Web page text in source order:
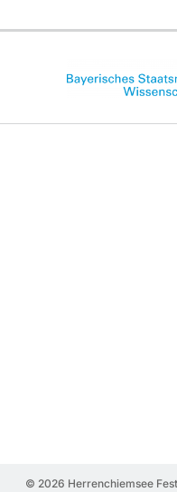
© 2026 Herrenchiemsee